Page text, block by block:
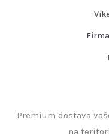
Premium dostava
na